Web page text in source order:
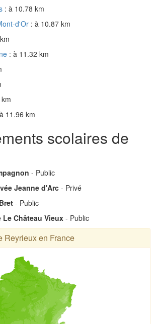
: à 10.78 km
d'Or : à 10.87 km
: à 11.32 km
11.96 km
scolaires de
- Public
Jeanne d'Arc - Privé
- Public
Le Château Vieux - Public
Reyrieux en France